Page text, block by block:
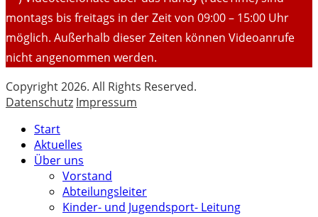
montags bis freitags in der Zeit von 09:00 – 15:00 Uhr
möglich. Außerhalb dieser Zeiten können Videoanrufe
nicht angenommen werden.
Copyright 2026. All Rights Reserved.
Datenschutz Impressum
Start
Aktuelles
Über uns
Vorstand
Abteilungsleiter
Kinder- und Jugendsport- Leitung